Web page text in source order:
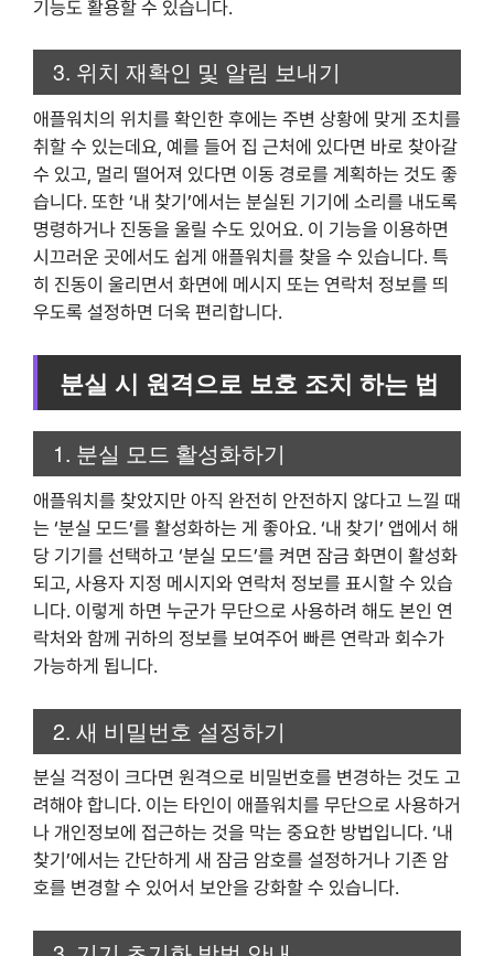
기능도 활용할 수 있습니다.
3. 위치 재확인 및 알림 보내기
애플워치의 위치를 확인한 후에는 주변 상황에 맞게 조치를
취할 수 있는데요, 예를 들어 집 근처에 있다면 바로 찾아갈
수 있고, 멀리 떨어져 있다면 이동 경로를 계획하는 것도 좋
습니다. 또한 ‘내 찾기’에서는 분실된 기기에 소리를 내도록
명령하거나 진동을 울릴 수도 있어요. 이 기능을 이용하면
시끄러운 곳에서도 쉽게 애플워치를 찾을 수 있습니다. 특
히 진동이 울리면서 화면에 메시지 또는 연락처 정보를 띄
우도록 설정하면 더욱 편리합니다.
분실 시 원격으로 보호 조치 하는 법
1. 분실 모드 활성화하기
애플워치를 찾았지만 아직 완전히 안전하지 않다고 느낄 때
는 ‘분실 모드’를 활성화하는 게 좋아요. ‘내 찾기’ 앱에서 해
당 기기를 선택하고 ‘분실 모드’를 켜면 잠금 화면이 활성화
되고, 사용자 지정 메시지와 연락처 정보를 표시할 수 있습
니다. 이렇게 하면 누군가 무단으로 사용하려 해도 본인 연
락처와 함께 귀하의 정보를 보여주어 빠른 연락과 회수가
가능하게 됩니다.
2. 새 비밀번호 설정하기
분실 걱정이 크다면 원격으로 비밀번호를 변경하는 것도 고
려해야 합니다. 이는 타인이 애플워치를 무단으로 사용하거
나 개인정보에 접근하는 것을 막는 중요한 방법입니다. ‘내
찾기’에서는 간단하게 새 잠금 암호를 설정하거나 기존 암
호를 변경할 수 있어서 보안을 강화할 수 있습니다.